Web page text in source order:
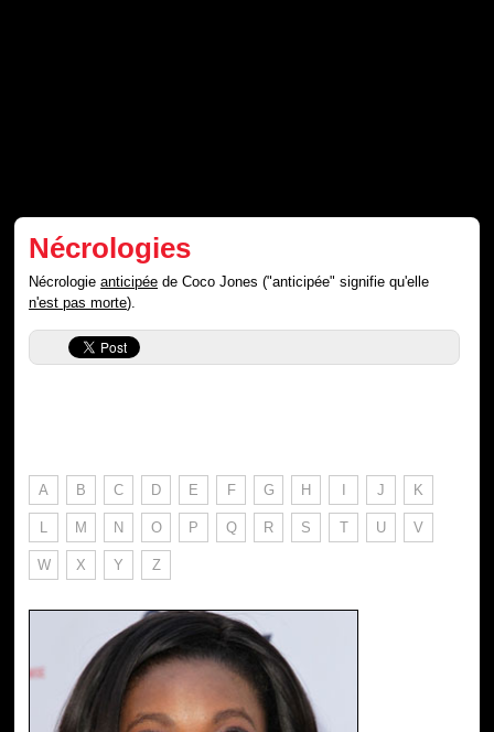
Nécrologies
Nécrologieanticipée de Coco Jones ("anticipée" signifie qu'elle
n'est pas morte).
A B C D E F G H I J K
L M N O P Q R S T U V
W X Y Z